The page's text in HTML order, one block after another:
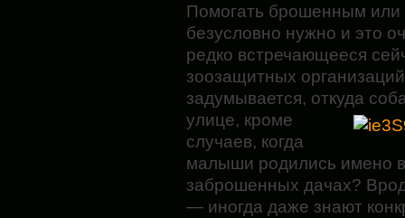
Помогать брошенным
безусловно нужно и это
редко встречающееся
зоозащитных
задумывается, откуда
улице, кроме
случаев, когда
малыши родились имено в
заброшенных дачах?
— иногда даже знают